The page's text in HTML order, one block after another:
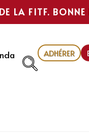
LA FITF.
ADHÉRER